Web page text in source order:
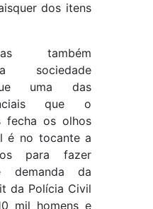
dos itens
também
sociedade
uma das
que o
fecha os olhos
é no tocante a
para fazer
demanda da
da Polícia Civil
mil homens e